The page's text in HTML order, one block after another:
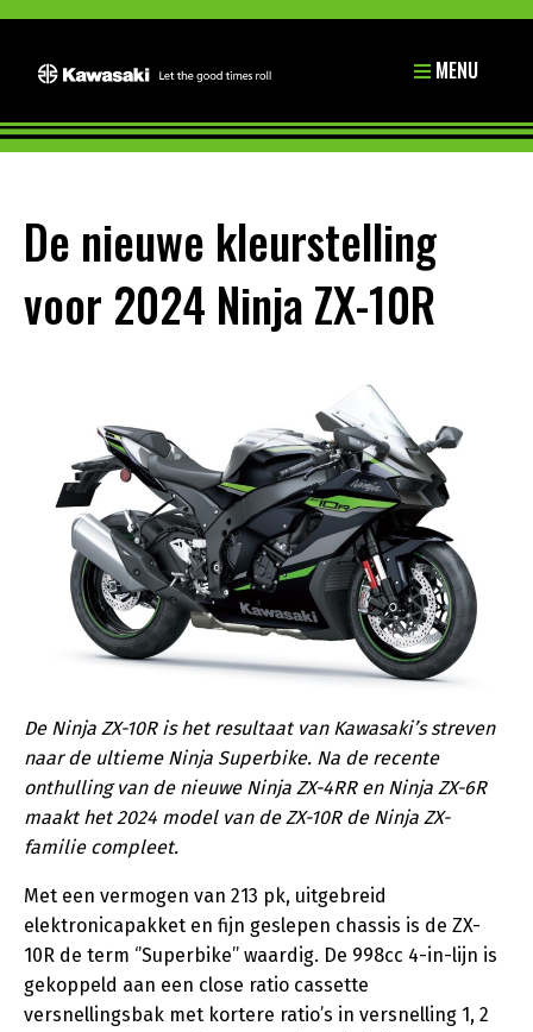
MENU
De nieuwe kleurstelling
voor 2024 Ninja ZX-10R
De Ninja ZX-10R is het resultaat van Kawasaki’s streven
naar de ultieme Ninja Superbike. Na de recente
onthulling van de nieuwe Ninja ZX-4RR en Ninja ZX-6R
maakt het 2024 model van de ZX-10R de Ninja ZX-
familie compleet.
Met een vermogen van 213 pk, uitgebreid
elektronicapakket en fijn geslepen chassis is de ZX-
10R de term ‘’Superbike’’ waardig. De 998cc 4-in-lijn is
gekoppeld aan een close ratio cassette
versnellingsbak met kortere ratio’s in versnelling 1, 2